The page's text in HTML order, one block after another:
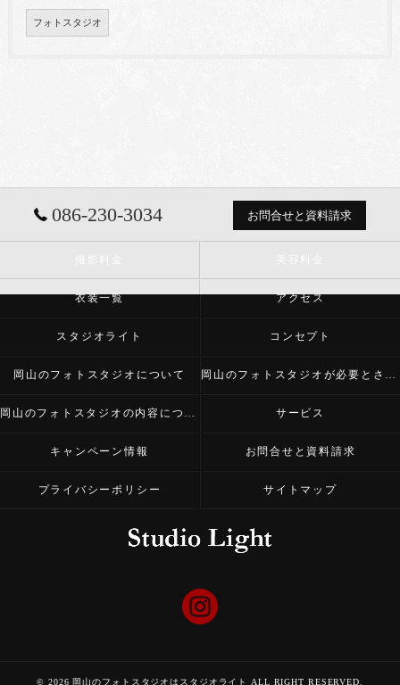
フォトスタジオ
086-230-3034 お問合せと資料請求
衣装一覧 アクセス
スタジオライト コンセプト
岡山のフォトスタジオについて 岡山のフォトスタジオが必要とされる理由
岡山のフォトスタジオの内容について サービス
キャンペーン情報 お問合せと資料請求
プライバシーポリシー サイトマップ
© 2026 岡山のフォトスタジオはスタジオライト ALL RIGHT RESERVED.